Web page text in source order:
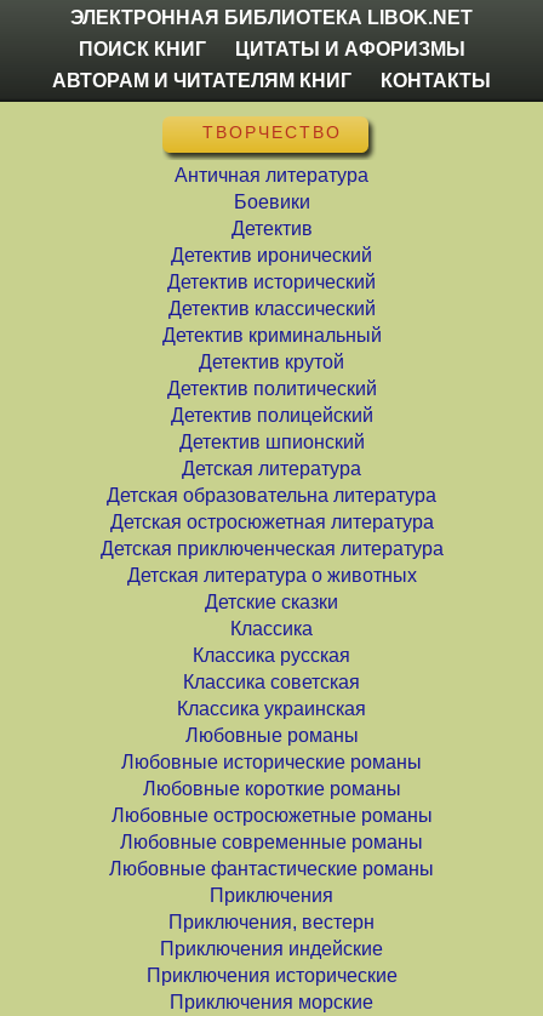
ЭЛЕКТРОННАЯ БИБЛИОТЕКА LIBOK.NET
ПОИСК КНИГ
ЦИТАТЫ И АФОРИЗМЫ
АВТОРАМ И ЧИТАТЕЛЯМ КНИГ
КОНТАКТЫ
ТВОРЧЕСТВО
Античная литература
Боевики
Детектив
Детектив иронический
Детектив исторический
Детектив классический
Детектив криминальный
Детектив крутой
Детектив политический
Детектив полицейский
Детектив шпионский
Детская литература
Детская образовательна литература
Детская остросюжетная литература
Детская приключенческая литература
Детская литература о животных
Детские сказки
Классика
Классика русская
Классика советская
Классика украинская
Любовные романы
Любовные исторические романы
Любовные короткие романы
Любовные остросюжетные романы
Любовные современные романы
Любовные фантастические романы
Приключения
Приключения, вестерн
Приключения индейские
Приключения исторические
Приключения морские